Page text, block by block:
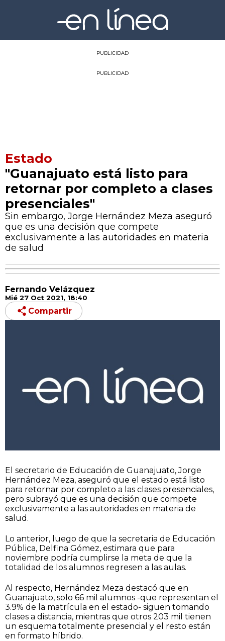
PUBLICIDAD
PUBLICIDAD
Estado
"Guanajuato está listo para
retornar por completo a clases
presenciales"
Sin embargo, Jorge Hernández Meza aseguró
que es una decisión que compete
exclusivamente a las autoridades en materia
de salud
Fernando Velázquez
Mié 27 Oct 2021, 18:40
Compartir
El secretario de Educación de Guanajuato, Jorge
Hernández Meza, aseguró que el estado está listo
para retornar por completo a las clases presenciales,
pero subrayó que es una decisión que compete
exclusivamente a las autoridades en materia de
salud.
Lo anterior, luego de que la secretaria de Educación
Pública, Delfina Gómez, estimara que para
noviembre podría cumplirse la meta de que la
totalidad de los alumnos regresen a las aulas.
Al respecto, Hernández Meza destacó que en
Guanajuato, solo 66 mil alumnos -que representan el
3.9% de la matrícula en el estado- siguen tomando
clases a distancia, mientras que otros 203 mil tienen
un esquema totalmente presencial y el resto están
en formato híbrido.